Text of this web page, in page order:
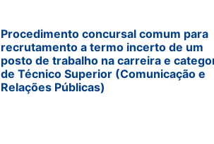
Procedimento concursal comum para
recrutamento a termo incerto de um
posto de trabalho na carreira e
de Técnico Superior (Comunicação e
Relações Públicas)